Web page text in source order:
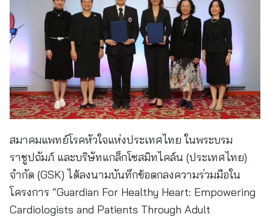
สมาคมแพทย์โรคหัวใจแห่งประเทศไทย ในพระบรม
ราชูปถัมภ์ และบริษัทแกล็กโซสมิทไคล์น (ประเทศไทย)
จำกัด (GSK) ได้ลงนามบันทึกข้อตกลงความร่วมมือใน
โครงการ “Guardian For Healthy Heart: Empowering
Cardiologists and Patients Through Adult